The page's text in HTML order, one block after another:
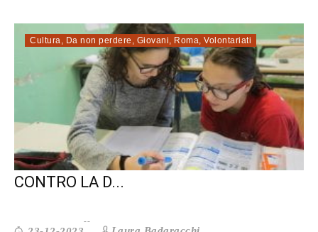
Cultura Da non perdere Giovani Roma Volontariati
W LA SCUOLA. UN PROGRAMMA
CONTRO LA D...